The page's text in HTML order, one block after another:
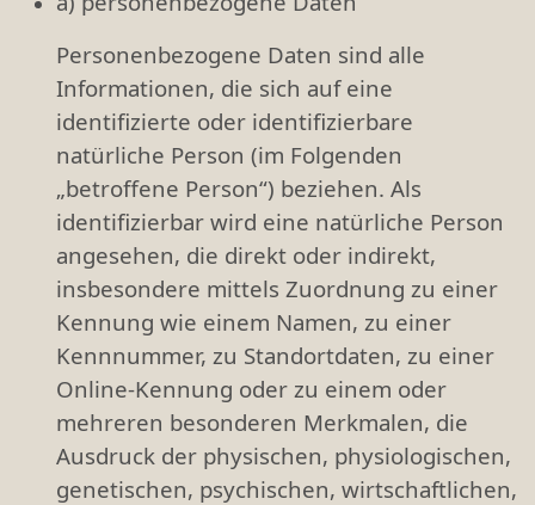
Personenbezogene Daten sind alle
Informationen, die sich auf eine
identifizierte oder identifizierbare
natürliche Person (im Folgenden
„betroffene Person“) beziehen. Als
identifizierbar wird eine natürliche Person
angesehen, die direkt oder indirekt,
insbesondere mittels Zuordnung zu einer
Kennung wie einem Namen, zu einer
Kennnummer, zu Standortdaten, zu einer
Online-Kennung oder zu einem oder
mehreren besonderen Merkmalen, die
Ausdruck der physischen, physiologischen,
genetischen, psychischen, wirtschaftlichen,